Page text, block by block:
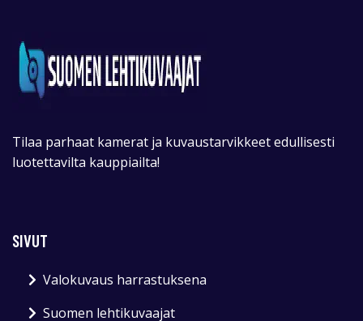
Tilaa parhaat kamerat ja kuvaustarvikkeet edullisesti
luotettavilta kauppiailta!
SIVUT
Valokuvaus harrastuksena
Suomen lehtikuvaajat